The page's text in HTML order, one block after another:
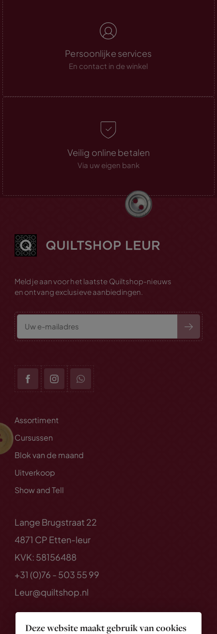
Deze website maakt gebruik van cookies
Persoonlijke services
En contact in de winkel
Veilig online betalen
Via uw eigen bank
Meld je aan voor het laatste Quiltshop-nieuws
en ontvang exclusieve aanbiedingen.
Assortiment
Cursussen
Blok van de maand
Uitverkoop
Show and Tell
Lange Brugstraat 22
4871 CP Etten-leur
KVK: 58156488
+31 (0)76 - 503 55 99
Leur@quiltshop.nl